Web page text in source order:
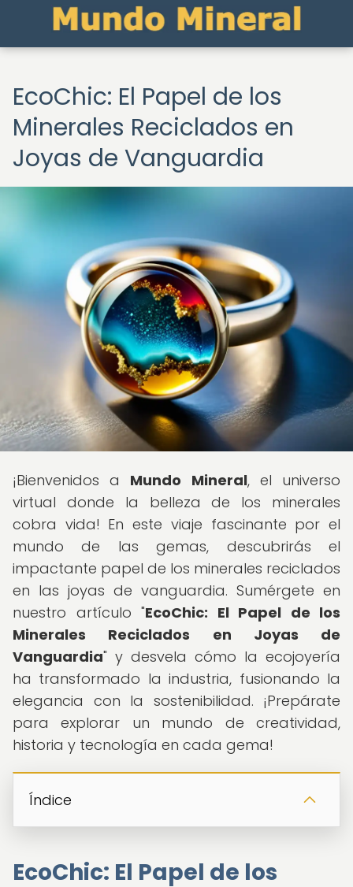
EcoChic: El Papel de los
Minerales Reciclados en
Joyas de Vanguardia
¡Bienvenidos a Mundo Mineral, el universo
virtual donde la belleza de los minerales
cobra vida! En este viaje fascinante por el
mundo de las gemas, descubrirás el
impactante papel de los minerales reciclados
en las joyas de vanguardia. Sumérgete en
nuestro artículo "EcoChic: El Papel de los
Minerales Reciclados en Joyas de
Vanguardia" y desvela cómo la ecojoyería
ha transformado la industria, fusionando la
elegancia con la sostenibilidad. ¡Prepárate
para explorar un mundo de creatividad,
historia y tecnología en cada gema!
Índice
EcoChic: El Papel de los